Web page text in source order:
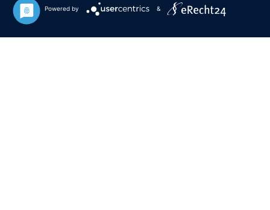
Powered by &